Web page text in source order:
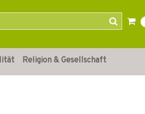
Religion & Gesellschaft